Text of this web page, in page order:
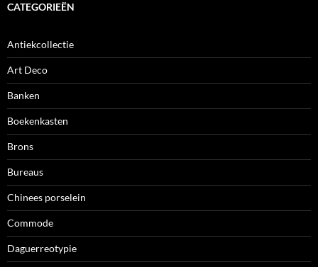
CATEGORIEËN
Antiekcollectie
Art Deco
Banken
Boekenkasten
Brons
Bureaus
Chinees porselein
Commode
Daguerreotypie